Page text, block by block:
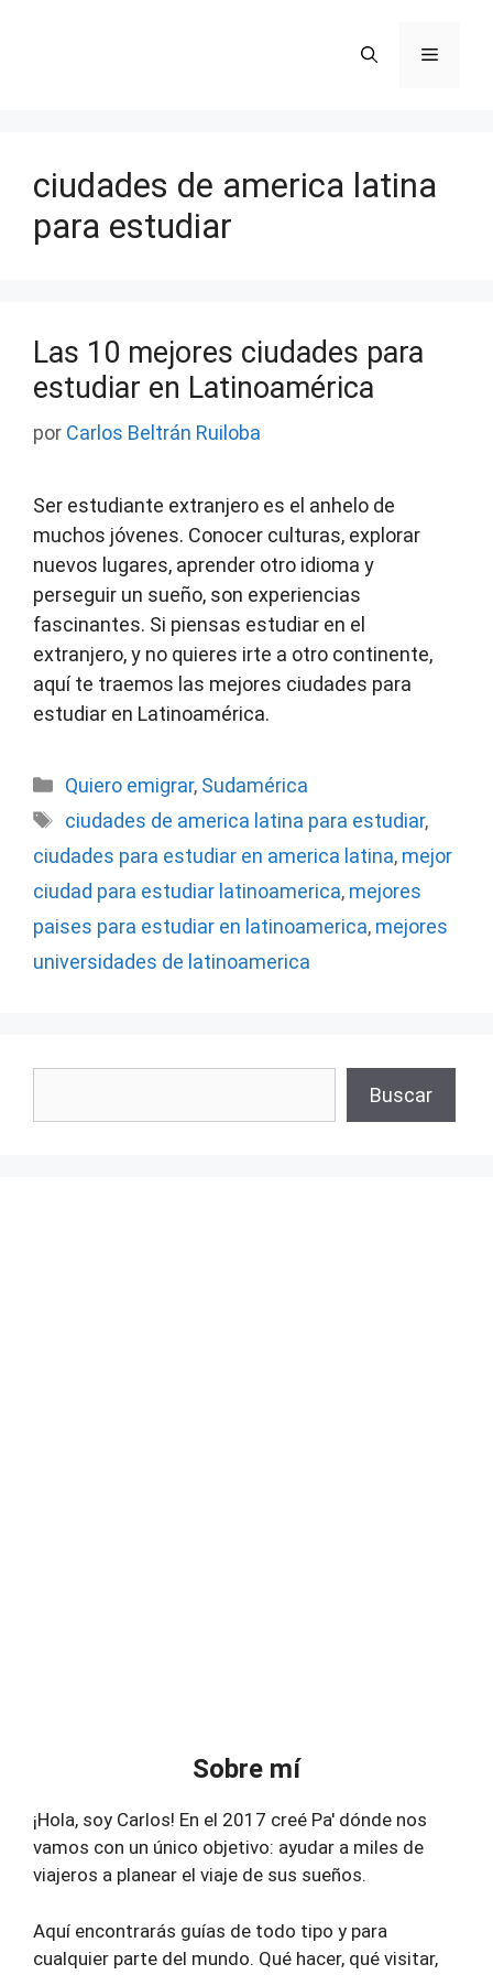
Menú
ciudades de america latina
para estudiar
Las 10 mejores ciudades para
estudiar en Latinoamérica
por Carlos Beltrán Ruiloba
Ser estudiante extranjero es el anhelo de
muchos jóvenes. Conocer culturas, explorar
nuevos lugares, aprender otro idioma y
perseguir un sueño, son experiencias
fascinantes. Si piensas estudiar en el
extranjero, y no quieres irte a otro continente,
aquí te traemos las mejores ciudades para
estudiar en Latinoamérica.
Categorías
Quiero emigrar, Sudamérica
Etiquetas
ciudades de america latina para estudiar,
ciudades para estudiar en america latina, mejor
ciudad para estudiar latinoamerica, mejores
paises para estudiar en latinoamerica, mejores
universidades de latinoamerica
Buscar
Sobre mí
¡Hola, soy Carlos! En el 2017 creé Pa' dónde nos
vamos con un único objetivo: ayudar a miles de
viajeros a planear el viaje de sus sueños.
Aquí encontrarás guías de todo tipo y para
cualquier parte del mundo. Qué hacer, qué visitar,